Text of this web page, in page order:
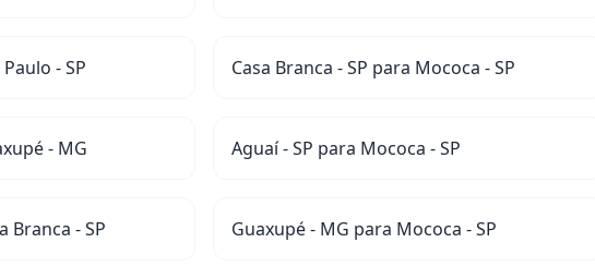
- SP Casa Branca - SP para Mococa - SP
- MG Aguaí - SP para Mococa - SP
Branca - SP Guaxupé - MG para Mococa - SP